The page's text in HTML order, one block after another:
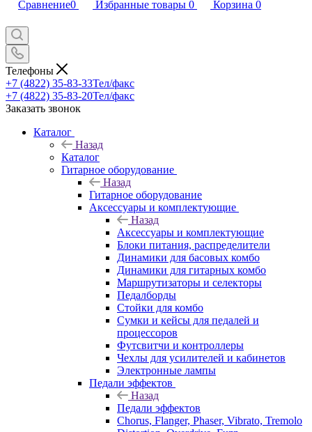
Сравнение0 Избранные товары 0 Корзина 0
Телефоны
+7 (4822) 35-83-33Тел/факс
+7 (4822) 35-83-20Тел/факс
Заказать звонок
Каталог
Назад
Каталог
Гитарное оборудование
Назад
Гитарное оборудование
Аксессуары и комплектующие
Назад
Аксессуары и комплектующие
Блоки питания, распределители
Динамики для басовых комбо
Динамики для гитарных комбо
Маршрутизаторы и селекторы
Педалборды
Стойки для комбо
Сумки и кейсы для педалей и
процессоров
Футсвитчи и контроллеры
Чехлы для усилителей и кабинетов
Электронные лампы
Педали эффектов
Назад
Педали эффектов
Chorus, Flanger, Phaser, Vibrato, Tremolo